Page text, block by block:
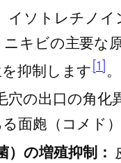
イソトレチノイ
キビの主要な
抑制します[1]。
穴の出口の角化
面皰（コメド
の増殖抑制：